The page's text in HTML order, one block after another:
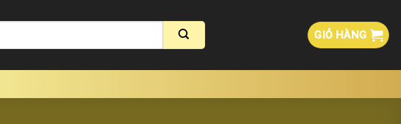
GIỎ HÀNG